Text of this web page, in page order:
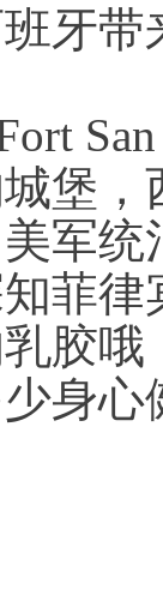
牙
堡
军
菲
胶
身